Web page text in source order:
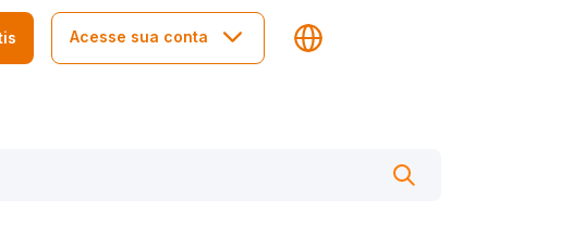
Acesse sua conta